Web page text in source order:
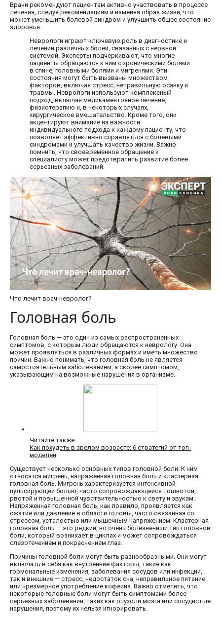
Врачи рекомендуют пациентам активно участвовать в процессе
лечения, следуя рекомендациям и изменяя образ жизни, что
может уменьшить болевой синдром и улучшить общее состояние
здоровья.
Неврологи играют ключевую роль в диагностике и
лечении различных болей, связанных с нервной
системой. Эксперты подчеркивают, что многие
пациенты обращаются к ним с хроническими болями
в спине, головными болями и мигренями. Эти
состояния могут быть вызваны множеством
факторов, включая стресс, неправильную осанку и
травмы. Неврологи используют комплексный
подход, включая медикаментозное лечение,
физиотерапию и, в некоторых случаях,
хирургическое вмешательство. Кроме того, они
акцентируют внимание на важности
индивидуального подхода к каждому пациенту, что
позволяет эффективно справляться с болевыми
синдромами и улучшать качество жизни. Важно
помнить, что своевременное обращение к
специалисту может предотвратить развитие более
серьезных заболеваний.
Что лечит врач-невролог?
Головная боль
Головная боль — это один из самых распространенных
симптомов, с которым люди обращаются к неврологу. Она
может проявляться в различных формах и иметь множество
причин. Важно понимать, что головная боль не является
самостоятельным заболеванием, а скорее симптомом,
указывающим на возможные нарушения в организме.
Читайте также:
Как похудеть в зрелом возрасте: 6 стратегий от топ-
моделей
Существует несколько основных типов головной боли. К ним
относятся мигрень, напряженная головная боль и кластерная
головная боль. Мигрень характеризуется интенсивной
пульсирующей болью, часто сопровождающейся тошнотой,
рвотой и повышенной чувствительностью к свету и звукам.
Напряженная головная боль, как правило, проявляется как
сжатие или давление в области головы, часто связанная со
стрессом, усталостью или мышечным напряжением. Кластерная
головная боль — это редкий, но очень болезненный тип головной
боли, который возникает в циклах и может сопровождаться
слезотечением и покраснением глаз.
Причины головной боли могут быть разнообразными. Они могут
включать в себя как внутренние факторы, такие как
гормональные изменения, заболевания сосудов или инфекции,
так и внешние — стресс, недостаток сна, неправильное питание
или чрезмерное употребление кофеина. Важно отметить, что
некоторые головные боли могут быть симптомами более
серьезных заболеваний, таких как опухоли мозга или сосудистые
нарушения, поэтому их нельзя игнорировать.